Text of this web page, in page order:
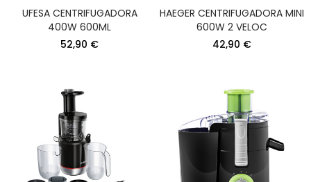
UFESA CENTRIFUGADORA
400W 600ML
52,90 €
HAEGER CENTRIFUGADORA MINI
600W 2 VELOC
42,90 €